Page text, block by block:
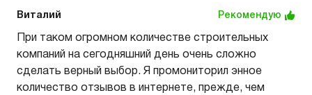
Виталий Рекомендую
При таком огромном количестве строительных
компаний на сегодняшний день очень сложно
сделать верный выбор. Я промониторил энное
количество отзывов в интернете, прежде, чем